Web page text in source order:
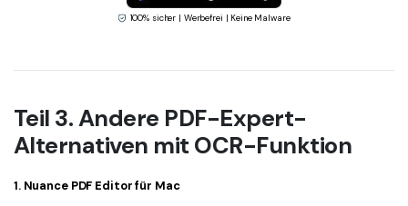
100% sicher | Werbefrei | Keine Malware
Teil 3. Andere PDF-Expert-
Alternativen mit OCR-Funktion
1. Nuance PDF Editor für Mac